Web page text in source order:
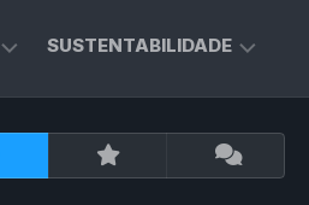
SUSTENTABILIDADE
SUSTENTÁVEL